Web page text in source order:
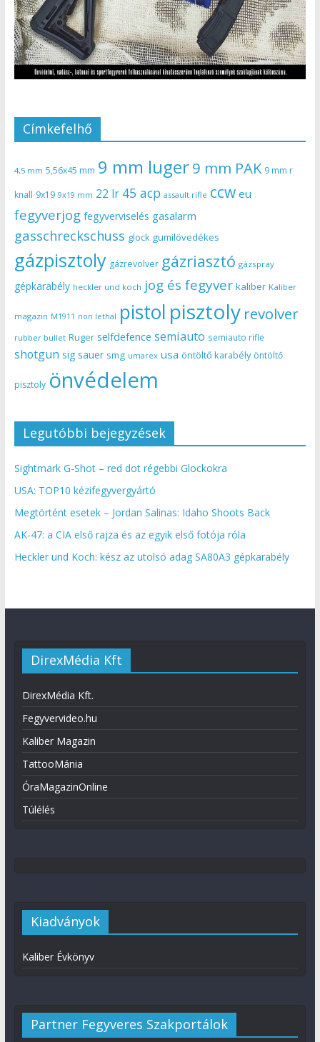
Címkefelhő
4,5 mm 5,56x45 mm 9 mm luger9 mm PAK 9 mm r
knall 9x19 9x19 mm 22 lr 45 acp assault rifle ccw eu
fegyverjog fegyverviselés gasalarm
gasschreckschuss glock gumilövedékes
gázpisztoly gázrevolver gázriasztó gázspray
gépkarabély heckler und koch jog és fegyver kaliber Kaliber
magazin M1911 non lethal pistol pisztoly revolver
rubber bullet Ruger selfdefence semiauto semiauto rifle
shotgun sig sauer smg umarex usa öntöltő karabély öntöltő
pisztoly önvédelem
Legutóbbi bejegyzések
Sightmark G-Shot – red dot régebbi Glockokra
USA: TOP10 kézifegyvergyártó
Megtörtént esetek – Jordan Salinas: Idaho Shoots Back
AK-47: a CIA első rajza és az egyik első fotója róla
Heckler und Koch: kész az utolsó adag SA80A3 gépkarabély
DirexMédia Kft
DirexMédia Kft.
Fegyvervideo.hu
Kaliber Magazin
TattooMánia
ÓraMagazinOnline
Túlélés
Kiadványok
Kaliber Évkönyv
Partner Fegyveres Szakportálok